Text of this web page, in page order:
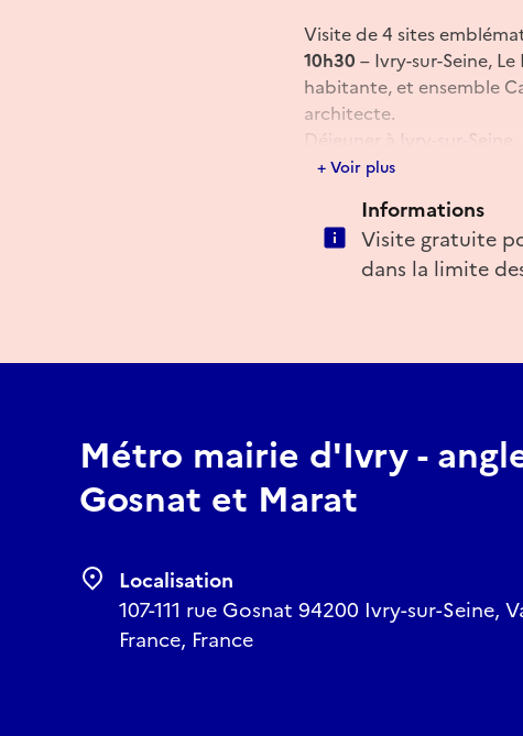
Visite de 4 sites
10h30 – Ivry-sur-Seine,
habitante, et ensemble
architecte.
Déjeuner à Ivry-sur-Seine
Après-midi
– Fleury-Mérogis,
Benoît Pouvreau et
et patriotes et l'Essonne.
+ Voir plus
Informations
Visite gratuite
dans la limite
Métro mairie d'Ivry -
Gosnat et Marat
Localisation
107-111 rue Gosnat 94200 Ivry-sur-Seine,
France, France